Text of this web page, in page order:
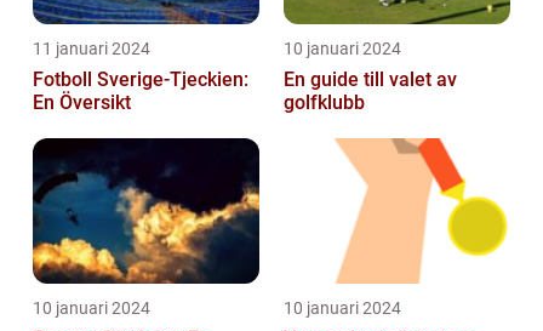
11 januari 2024
Fotboll Sverige-Tjeckien:
En Översikt
10 januari 2024
En guide till valet av
golfklubb
10 januari 2024 10 januari 2024